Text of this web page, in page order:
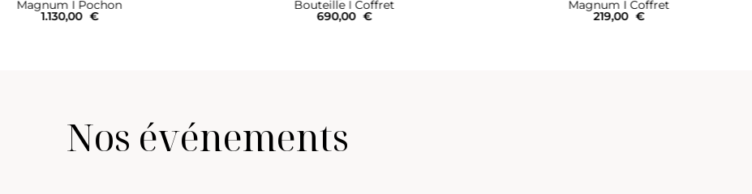
Magnum I Pochon
1.130,00 €
Bouteille I Coffret
690,00 €
Magnum I Coffret
219,00 €
Nos événements